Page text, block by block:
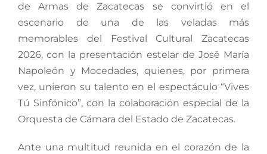
de Armas de Zacatecas se convirtió en el
escenario de una de las veladas más
memorables del Festival Cultural Zacatecas
2026, con la presentación estelar de José María
Napoleón y Mocedades, quienes, por primera
vez, unieron su talento en el espectáculo “Vives
Tú Sinfónico”, con la colaboración especial de la
Orquesta de Cámara del Estado de Zacatecas.
Ante una multitud reunida en el corazón de la